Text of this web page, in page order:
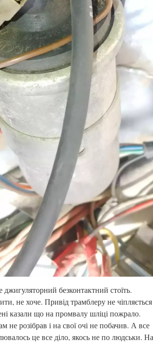
безконтактний стоїть.
не хоче. Привід трамблеру не чіпляється
казали що на промвалу шліці пожрало.
не розібрав і на свої очі не побачив. А все
це все діло, якось не по людськи. На